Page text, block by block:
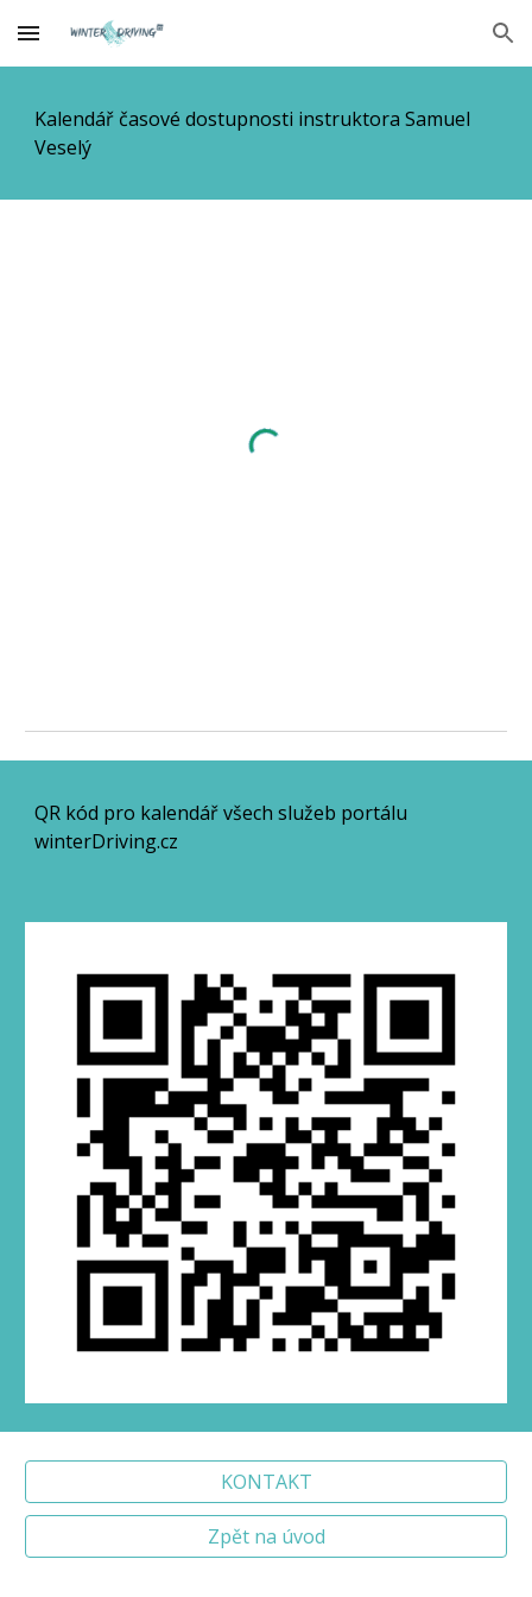
Skip to main content Skip to navigation
Kalendář časové dostupnosti instruktora Samuel
Veselý
QR kód pro kalendář všech služeb portálu
winterDriving.cz
KONTAKT
Zpět na úvod